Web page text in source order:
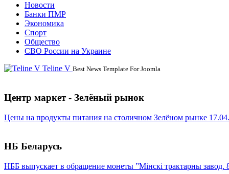
Новости
Банки ПМР
Экономика
Спорт
Общество
СВО России на Украине
Teline V Best News Template For Joomla
Центр маркет - Зелёный рынок
Цены на продукты питания на столичном Зелёном рынке
НБ Беларусь
НББ выпускает в обращение монеты ”Мінскі трактарны завод.